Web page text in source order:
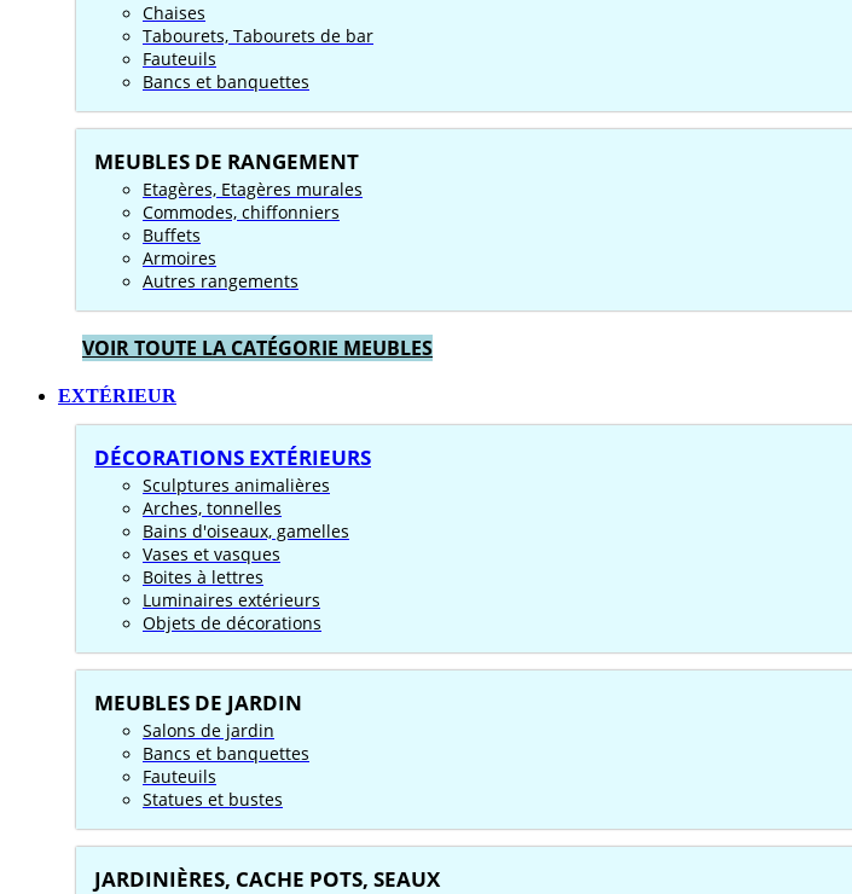
Chaises
Tabourets, Tabourets de bar
Fauteuils
Bancs et banquettes
MEUBLES DE RANGEMENT
Etagères, Etagères murales
Commodes, chiffonniers
Buffets
Armoires
Autres rangements
VOIR TOUTE LA CATÉGORIE MEUBLES
EXTÉRIEUR
DÉCORATIONS EXTÉRIEURS
Sculptures animalières
Arches, tonnelles
Bains d'oiseaux, gamelles
Vases et vasques
Boites à lettres
Luminaires extérieurs
Objets de décorations
MEUBLES DE JARDIN
Salons de jardin
Bancs et banquettes
Fauteuils
Statues et bustes
JARDINIÈRES, CACHE POTS, SEAUX